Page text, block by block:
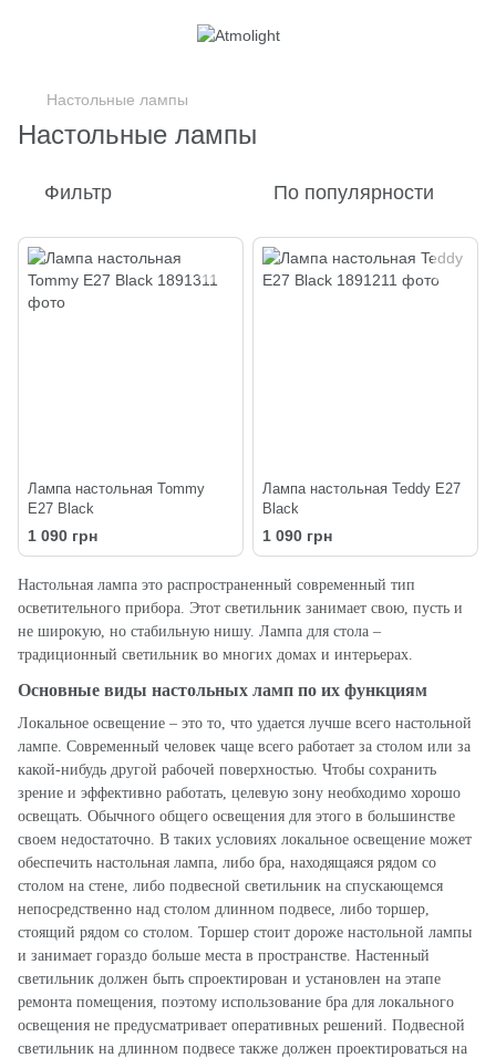
Настольные лампы
Настольные лампы
Фильтр По популярности
Лампа настольная Tommy
Е27 Black
1 090 грн
Лампа настольная Teddy Е27
Black
1 090 грн
Настольная лампа это распространенный современный тип
осветительного прибора. Этот светильник занимает свою, пусть и
не широкую, но стабильную нишу. Лампа для стола –
традиционный светильник во многих домах и интерьерах.
Основные виды настольных ламп по их функциям
Локальное освещение – это то, что удается лучше всего настольной
лампе. Современный человек чаще всего работает за столом или за
какой-нибудь другой рабочей поверхностью. Чтобы сохранить
зрение и эффективно работать, целевую зону необходимо хорошо
освещать. Обычного общего освещения для этого в большинстве
своем недостаточно. В таких условиях локальное освещение может
обеспечить настольная лампа, либо бра, находящаяся рядом со
столом на стене, либо подвесной светильник на спускающемся
непосредственно над столом длинном подвесе, либо торшер,
стоящий рядом со столом. Торшер стоит дороже настольной лампы
и занимает гораздо больше места в пространстве. Настенный
светильник должен быть спроектирован и установлен на этапе
ремонта помещения, поэтому использование бра для локального
освещения не предусматривает оперативных решений. Подвесной
светильник на длинном подвесе также должен проектироваться на